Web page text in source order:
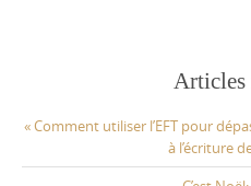
Articles
« Comment utiliser l’EFT pour
à l’écriture